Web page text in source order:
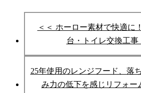
＜＜ ホーロー素材で快適に
台・トイレ交換工事
25年使用のレンジフード、落
み力の低下を感じリフォー